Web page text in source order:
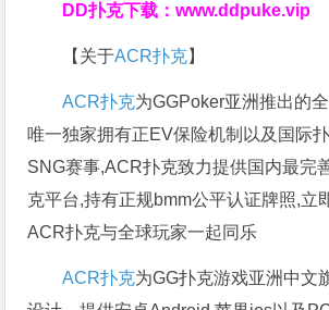
DD扑克下载：www.ddpuke.vip
【关于ACR扑克】
ACR扑克为GGPoker亚洲推出的
唯一独家拥有正EV保险机制以及国际
SNG赛事,ACR扑克致力提供国内最完
克平台,持有正规bmm公平认证牌照,立
ACR扑克与全球玩家一起同乐
ACR扑克为GG扑克游戏亚洲中文